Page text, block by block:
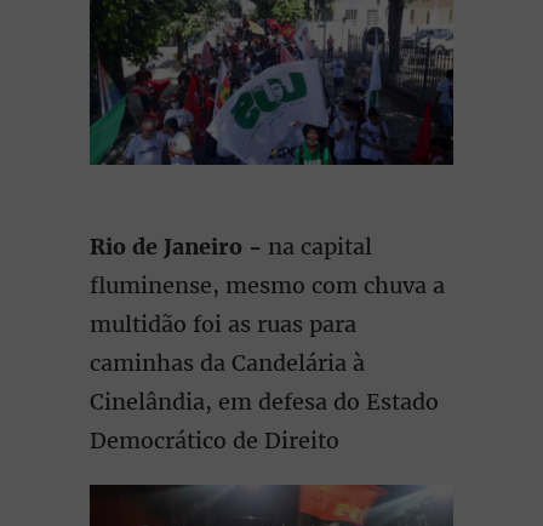
Rio de Janeiro - na capital
fluminense, mesmo com chuva a
multidão foi as ruas para
caminhas da Candelária à
Cinelândia, em defesa do Estado
Democrático de Direito